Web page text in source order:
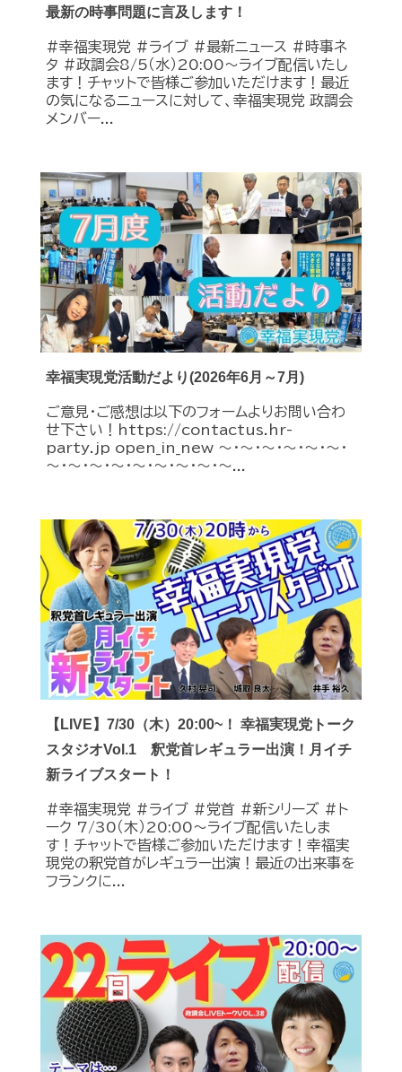
最新の時事問題に言及します！
#幸福実現党 #ライブ #最新ニュース #時事ネ
タ #政調会8/5（水）20:00～ライブ配信いたし
ます！チャットで皆様ご参加いただけます！最近
の気になるニュースに対して、幸福実現党 政調会
メンバー...
幸福実現党活動だより(2026年6月～7月)
ご意見・ご感想は以下のフォームよりお問い合わ
せ下さい！https://contactus.hr-
party.jp open_in_new ～・～・～・～・～・～・
～・～・～・～・～・～・～・～・～...
【LIVE】7/30（木）20:00~！ 幸福実現党トーク
スタジオVol.1 釈党首レギュラー出演！月イチ
新ライブスタート！
#幸福実現党 #ライブ #党首 #新シリーズ #ト
ーク 7/30（木）20:00～ライブ配信いたしま
す！チャットで皆様ご参加いただけます！幸福実
現党の釈党首がレギュラー出演！最近の出来事を
フランクに...